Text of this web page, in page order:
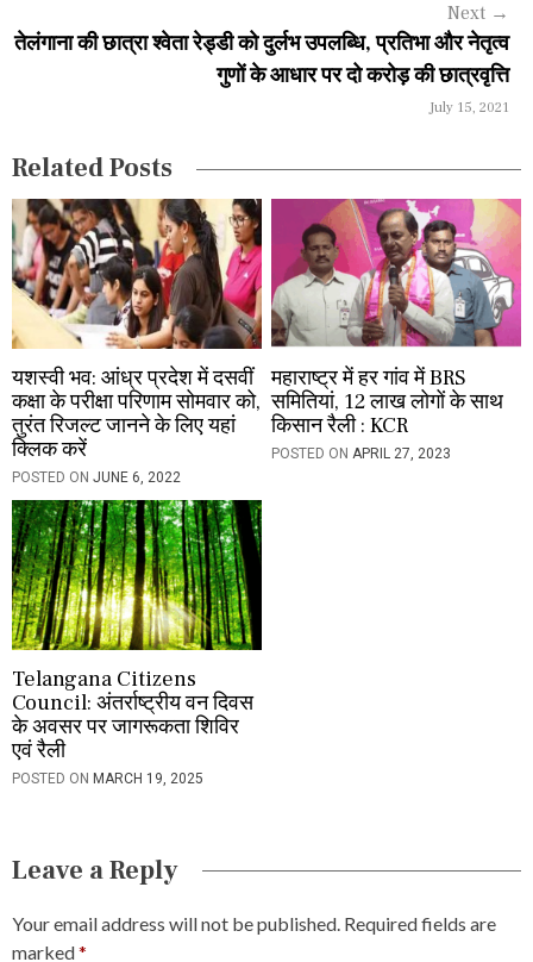
a
o
n
Next →
तेलंगाना की छात्रा श्वेता रेड्डी को दुर्लभ उपलब्धि, प्रतिभा और नेतृत्व
गुणों के आधार पर दो करोड़ की छात्रवृत्ति
July 15, 2021
Related Posts
यशस्वी भव: आंध्र प्रदेश में दसवीं
कक्षा के परीक्षा परिणाम सोमवार को,
तुरंत रिजल्ट जानने के लिए यहां
क्लिक करें
POSTED ON JUNE 6, 2022
महाराष्ट्र में हर गांव में BRS
समितियां, 12 लाख लोगों के साथ
किसान रैली : KCR
POSTED ON APRIL 27, 2023
Telangana Citizens
Council: अंतर्राष्ट्रीय वन दिवस
के अवसर पर जागरूकता शिविर
एवं रैली
POSTED ON MARCH 19, 2025
Leave a Reply
Your email address will not be published. Required fields are
marked*